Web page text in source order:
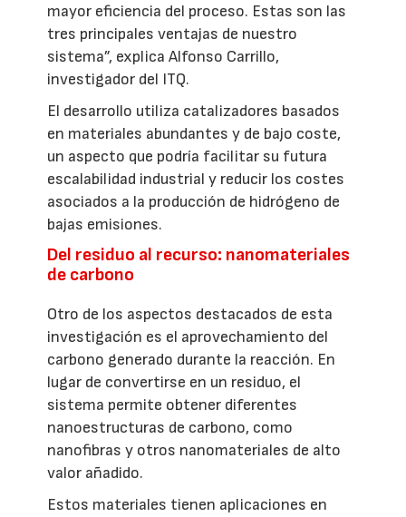
mayor eficiencia del proceso. Estas son las
tres principales ventajas de nuestro
sistema”, explica Alfonso Carrillo,
investigador del ITQ.
El desarrollo utiliza catalizadores basados
en materiales abundantes y de bajo coste,
un aspecto que podría facilitar su futura
escalabilidad industrial y reducir los costes
asociados a la producción de hidrógeno de
bajas emisiones.
Del residuo al recurso: nanomateriales
de carbono
Otro de los aspectos destacados de esta
investigación es el aprovechamiento del
carbono generado durante la reacción. En
lugar de convertirse en un residuo, el
sistema permite obtener diferentes
nanoestructuras de carbono, como
nanofibras y otros nanomateriales de alto
valor añadido.
Estos materiales tienen aplicaciones en